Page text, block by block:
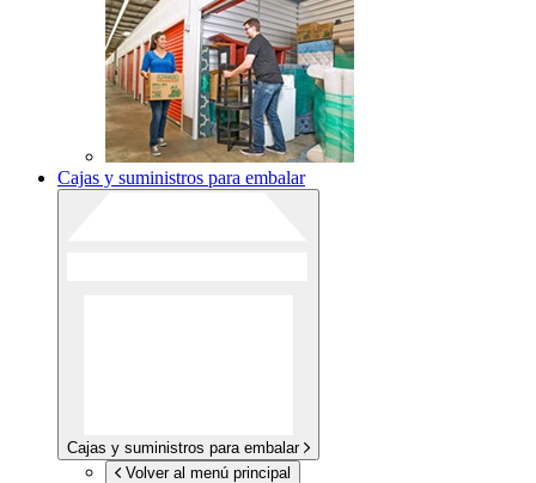
Cajas y suministros para embalar
Cajas y suministros para embalar
Volver al menú principal